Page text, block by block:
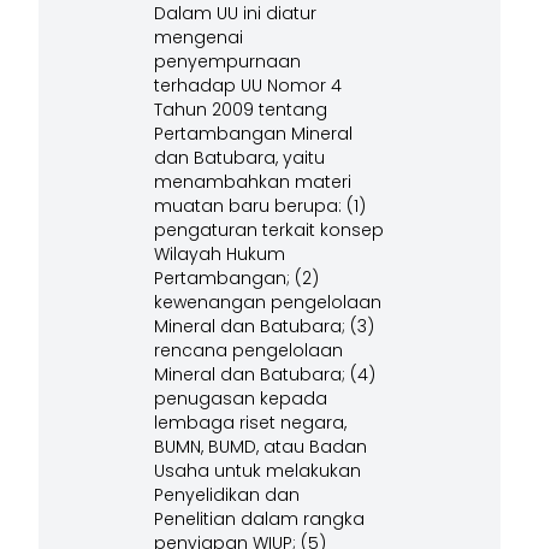
Dalam UU ini diatur
mengenai
penyempurnaan
terhadap UU Nomor 4
Tahun 2009 tentang
Pertambangan Mineral
dan Batubara, yaitu
menambahkan materi
muatan baru berupa: (1)
pengaturan terkait konsep
Wilayah Hukum
Pertambangan; (2)
kewenangan pengelolaan
Mineral dan Batubara; (3)
rencana pengelolaan
Mineral dan Batubara; (4)
penugasan kepada
lembaga riset negara,
BUMN, BUMD, atau Badan
Usaha untuk melakukan
Penyelidikan dan
Penelitian dalam rangka
penyiapan WIUP; (5)